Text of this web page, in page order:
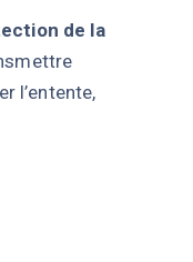
de la
l’entente,